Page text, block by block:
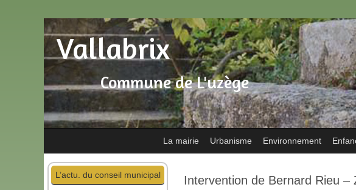
Commune de L'uzège
Vallabrix
La mairie Urbanisme Environnement
L’actu. du conseil municipal Intervention de Bernard Rieu –